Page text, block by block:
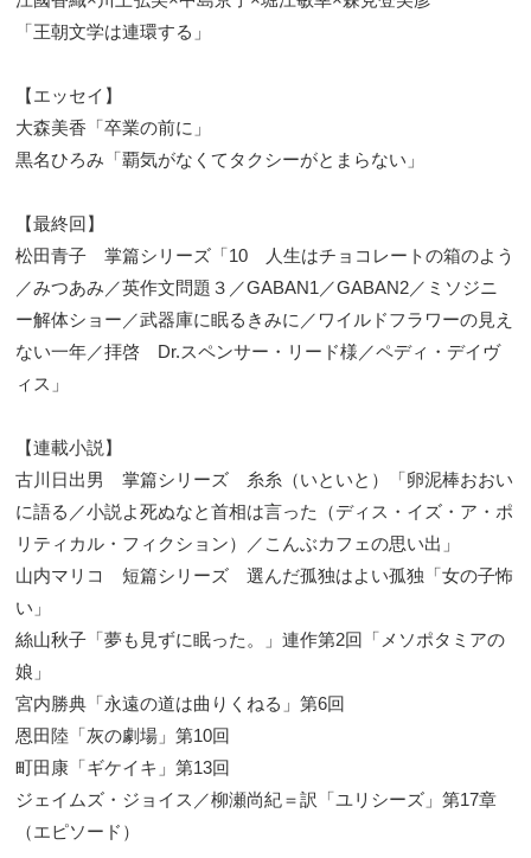
「王朝文学は連環する」
【エッセイ】
大森美香「卒業の前に」
黒名ひろみ「覇気がなくてタクシーがとまらない」
【最終回】
松田青子 掌篇シリーズ「10 人生はチョコレートの箱のよう
／みつあみ／英作文問題３／GABAN1／GABAN2／ミソジニ
ー解体ショー／武器庫に眠るきみに／ワイルドフラワーの見え
ない一年／拝啓 Dr.スペンサー・リード様／ペディ・デイヴ
ィス」
【連載小説】
古川日出男 掌篇シリーズ 糸糸（いといと）「卵泥棒おおい
に語る／小説よ死ぬなと首相は言った（ディス・イズ・ア・ポ
リティカル・フィクション）／こんぶカフェの思い出」
山内マリコ 短篇シリーズ 選んだ孤独はよい孤独「女の子怖
い」
絲山秋子「夢も見ずに眠った。」連作第2回「メソポタミアの
娘」
宮内勝典「永遠の道は曲りくねる」第6回
恩田陸「灰の劇場」第10回
町田康「ギケイキ」第13回
ジェイムズ・ジョイス／柳瀬尚紀＝訳「ユリシーズ」第17章
（エピソード）